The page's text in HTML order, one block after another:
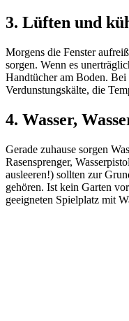
3. Lüften und
Morgens die Fenster
sorgen. Wenn es
Handtücher am Boden.
Verdunstungskälte, die
4. Wasser,
Gerade zuhause sorgen
Rasensprenger,
ausleeren!) sollten zur
gehören. Ist kein Garten
geeigneten Spielplatz mit